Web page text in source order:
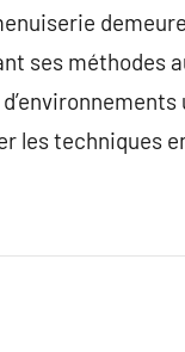
ses méthodes
les techniques